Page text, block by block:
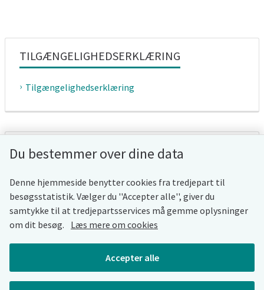
TILGÆNGELIGHEDSERKLÆRING
Tilgængelighedserklæring
WHISTLEBLOWERORDNING
Whistleblowerordning
COOKIES
Cookies
Du bestemmer over dine data
Denne hjemmeside benytter cookies fra tredjepart til
besøgsstatistik. Vælger du ''Accepter alle'', giver du
samtykke til at tredjepartsservices må gemme oplysninger
om dit besøg.
Læs mere om cookies
Accepter alle